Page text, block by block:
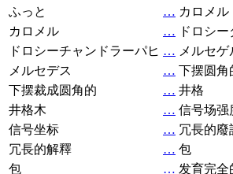
ふっと
… カロメル
カロメル
… ドロシ
ドロシーチャンドラーパヒ … メルセゲ
メルセデス
… 下摆圆角
下摆裁成圆角的
… 井格
井格木
… 信号场强
信号坐标
… 冗長的廢
冗長的解釋
… 包
包
… 发育完全